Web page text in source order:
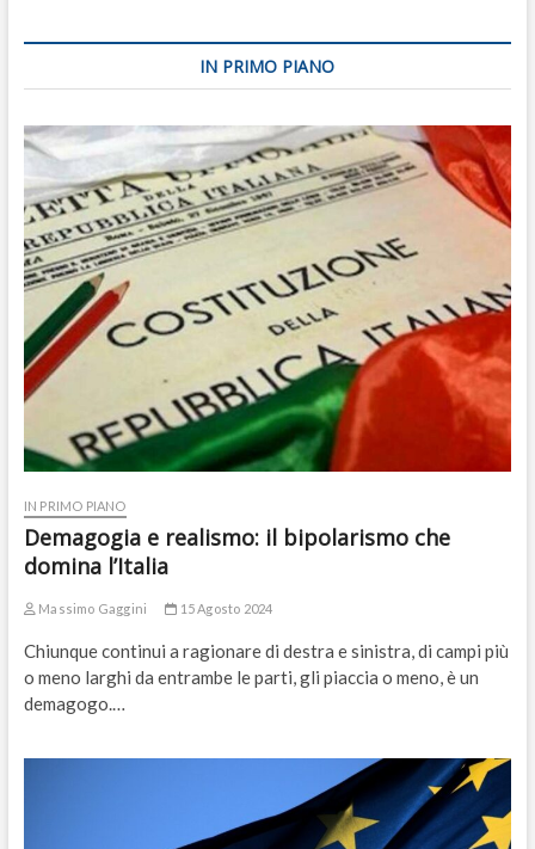
IN PRIMO PIANO
IN PRIMO PIANO
Demagogia e realismo: il bipolarismo che
domina l’Italia
Massimo Gaggini 15 Agosto 2024
Chiunque continui a ragionare di destra e sinistra, di campi più
o meno larghi da entrambe le parti, gli piaccia o meno, è un
demagogo.…